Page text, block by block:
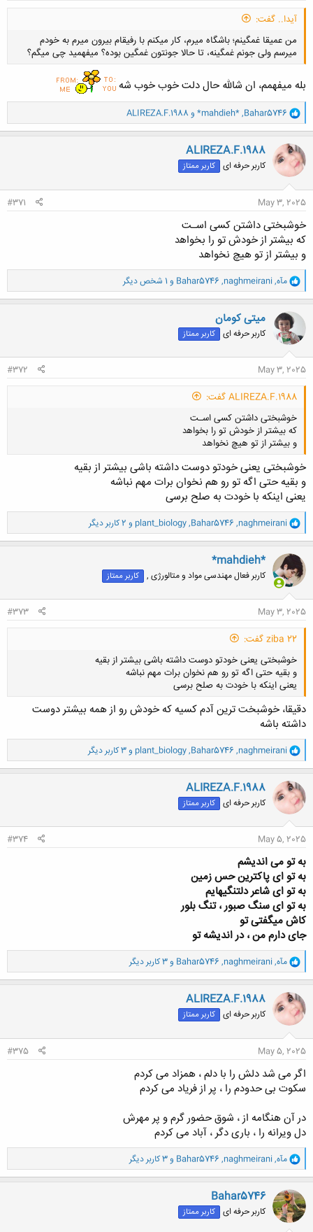
آیدا.. گفت:
من عميقا غمگینم؛ باشگاه میرم، کار میکنم با رفيقام بیرون میرم به خودم
میرسم ولی جونم غمگینه، تا حالا جونتون غمگین بوده؟ ميفهمید چی میگم؟
کلیک کنید تا باز شود...
بله میفهمم، ان شالله حال دلت خوب خوب شه
و
ا
ک
ن
ش
ه
ا
Bahar5746
,
*mahdieh* و ALIREZA.F.1988
ALIREZA.F.1988
کاربر حرفه ای کاربر ممتاز
May 3, 2025
#371
ﺧﻮﺷﺒﺨﺘﯽ ﺩﺍﺷﺘﻦ ﮐﺴﯽ ﺍﺳـت
ﮐﻪ ﺑﯿﺸﺘﺮ ﺍﺯ ﺧﻮﺩﺵ ﺗﻮ ﺭﺍ ﺑﺨﻮﺍﻫد
و ﺑﯿﺸﺘﺮ ﺍﺯ ﺗﻮ ﻫﯿﭻ ﻧﺨﻮﺍﻫﺪ
و
ا
ک
ن
ش
ه
ا
مآه,
naghmeirani
,
Bahar5746 و 1 شخص دیگر
میتی کومان
کاربر حرفه ای کاربر ممتاز
May 3, 2025
#372
ALIREZA.F.1988 گفت:
ﺧﻮﺷﺒﺨﺘﯽ ﺩﺍﺷﺘﻦ ﮐﺴﯽ ﺍﺳـت
ﮐﻪ ﺑﯿﺸﺘﺮ ﺍﺯ ﺧﻮﺩﺵ ﺗﻮ ﺭﺍ ﺑﺨﻮﺍﻫد
و ﺑﯿﺸﺘﺮ ﺍﺯ ﺗﻮ ﻫﯿﭻ ﻧﺨﻮﺍﻫﺪ
کلیک کنید تا باز شود...
خوشبختی یعنی خودتو دوست داشته باشی بیشتر از بقیه
و بقیه حتی اگه تو رو هم نخوان برات مهم نباشه
یعنی اینکه با خودت به صلح برسی
و
ا
ک
ن
ش
ه
ا
naghmeirani
,
Bahar5746
,
plant_biology و 2 کاربر دیگر
*mahdieh*
کاربر فعال مهندسی مواد و متالورژی , کاربر ممتاز
May 3, 2025
#373
ziba 22 گفت:
خوشبختی یعنی خودتو دوست داشته باشی بیشتر از بقیه
و بقیه حتی اگه تو رو هم نخوان برات مهم نباشه
یعنی اینکه با خودت به صلح برسی
کلیک کنید تا باز شود...
دقیقا، خوشبخت ترین آدم کسیه که خودش رو از همه بیشتر دوست
داشته باشه
و
ا
ک
ن
ش
ه
ا
naghmeirani
,
Bahar5746
,
plant_biology و 3 کاربر دیگر
ALIREZA.F.1988
کاربر حرفه ای کاربر ممتاز
May 5, 2025
#374
به تو می اندیشم
به تو ای پاکترین حس زمین
به تو ای شاعر دلتنگیهایم
به تو ای سنگ صبور ، تنگ بلور
کاش میگفتی تو
جای دارم من ، در اندیشه تو
و
ا
ک
ن
ش
ه
ا
مآه,
naghmeirani
,
Bahar5746 و 3 کاربر دیگر
ALIREZA.F.1988
کاربر حرفه ای کاربر ممتاز
May 5, 2025
#375
اگر می شد دلش را با دلم ، همزاد می کردم
سکوت بی حدودم را ، پر از فریاد می کردم
در آن هنگامه از ، شوق حضور گرم و پر مهرش
دل ویرانه را ، باری دگر ، آباد می کردم
و
ا
ک
ن
ش
ه
ا
مآه,
naghmeirani
,
Bahar5746 و 3 کاربر دیگر
Bahar5746
کاربر حرفه ای کاربر ممتاز